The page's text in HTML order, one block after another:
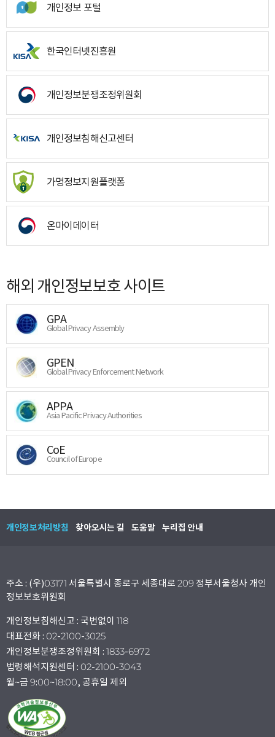
개인정보 포털
한국인터넷진흥원
개인정보분쟁조정위원회
개인정보침해신고센터
가명정보지원플랫폼
온마이데이터
해외 개인정보보호 사이트
GPA
Global Privacy Assembly
GPEN
Global Privacy Enforcement Network
APPA
Asia Pacific Privacy Authorities
CoE
Council of Europe
개인정보처리방침 찾아오시는 길 도움말 누리집 안내
주소 : (우)03171 서울특별시 종로구 세종대로 209 정부서울청사 개인
정보보호위원회
개인정보침해신고 : 국번없이 118
대표전화 : 02-2100-3025
개인정보분쟁조정위원회 : 1833-6972
법령해석지원센터 : 02-2100-3043
월~금 9:00~18:00, 공휴일 제외